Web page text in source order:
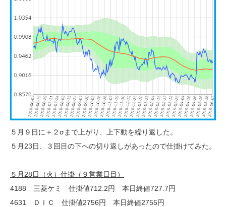
５月９日に＋２σまで上がり、上下動を繰り返した。
５月23日、３回目の下への切り返しがあったので仕掛けてみた。
５月28日（火）仕掛（９営業日目）
4188 三菱ケミ 仕掛値712.2円 本日終値727.7円
4631 ＤＩＣ 仕掛値2756円 本日終値2755円